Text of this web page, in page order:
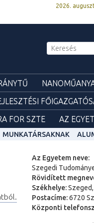
2026.
FOR SZTE AZ
MUNKATÁRSAKNAK
Az Egyetem neve:
Szegedi
Rövidített
Székhelye:
Postacíme:6720
Központi